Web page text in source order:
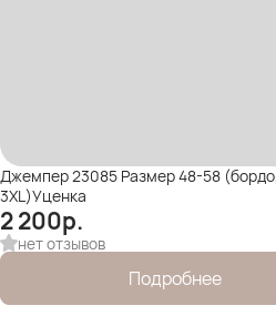
Джемпер 23085 Размер 48-58 (бордо,
3XL)Уценка
2 200р.
нет отзывов
Подробнее